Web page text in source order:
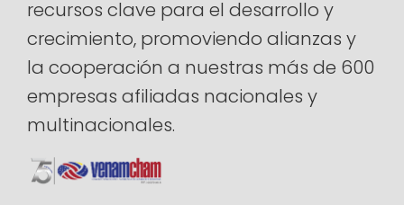
recursos clave para el desarrollo y
crecimiento, promoviendo alianzas y
la cooperación a nuestras más de 600
empresas afiliadas nacionales y
multinacionales.